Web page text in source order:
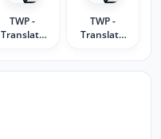
TWP -
Translate
(Custom)
TWP -
Translate
with DeepLX